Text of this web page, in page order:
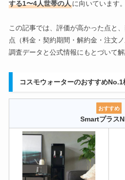
する1〜4人世帯の人に向いています。
この記事では、評価が高かった点と
点（料金・契約期間・解約金・注文
調査データと公式情報にもとづいて解
コスモウォーターのおすすめNo.1
おすすめ
Smartプラス